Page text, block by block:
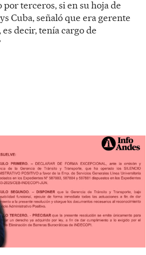
por terceros, si en su hoja de
Cuba, señaló que era gerente
decir, tenía cargo de